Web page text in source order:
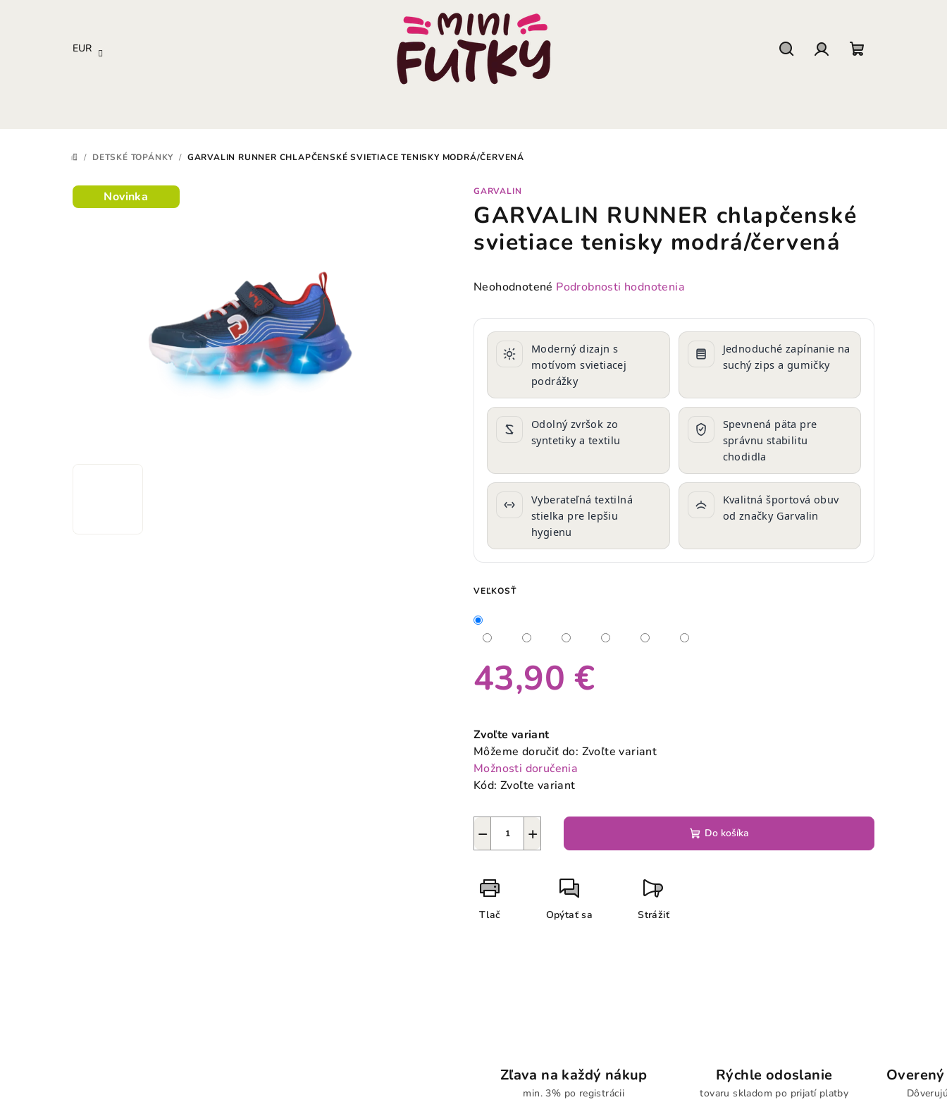
EUR
DOMOV
/ DETSKÉ TOPÁNKY / GARVALIN RUNNER CHLAPČENSKÉ SVIETIACE TENISKY MODRÁ/ČERVENÁ
GARVALIN
GARVALIN RUNNER chlapčenské
svietiace tenisky modrá/červená
Priemerné
produktu
hviezdičiek.
Neohodnotené Podrobnosti hodnotenia
Moderný dizajn s
motívom svietiacej
podrážky
Jednoduché zapínanie na
suchý zips a gumičky
Odolný zvršok zo
syntetiky a textilu
Spevnená päta pre
správnu stabilitu
chodidla
Vyberateľná textilná
stielka pre lepšiu
hygienu
Kvalitná športová obuv
od značky Garvalin
VEĽKOSŤ
43,90 €
cena:
Zvoľte variant
Môžeme doručiť do: Zvoľte variant
Možnosti doručenia
Kód: Zvoľte variant
+
− Do košíka
Tlač Opýtať sa Strážiť
Novinka
Zľava na každý nákup
min. 3% po registrácii
Rýchle odoslanie
tovaru skladom po prijatí platby